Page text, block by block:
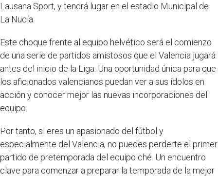
Lausana Sport, y tendrá lugar en el estadio Municipal de
La Nucía.
Este choque frente al equipo helvético será el comienzo
de una serie de partidos amistosos que el Valencia jugará
antes del inicio de la Liga. Una oportunidad única para que
los aficionados valencianos puedan ver a sus ídolos en
acción y conocer mejor las nuevas incorporaciones del
equipo.
Por tanto, si eres un apasionado del fútbol y
especialmente del Valencia, no puedes perderte el primer
partido de pretemporada del equipo ché. Un encuentro
clave para comenzar a preparar la temporada de la mejor